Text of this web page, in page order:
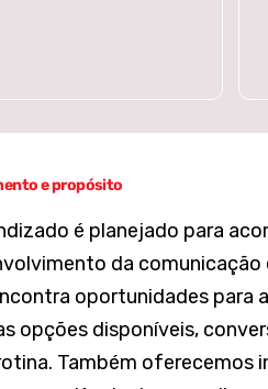
e propósito
é planejado para
da
oportunidades para
opções disponíveis,
Também